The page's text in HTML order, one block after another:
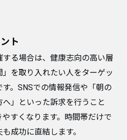
ト
る場合は、健康志向の高い層
を取り入れたい人をターゲッ
。SNSでの情報発信や「朝の
」といった訴求を行うこと
すくなります。時間帯だけで
成功に直結します。